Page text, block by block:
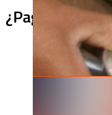
¿Pagaron